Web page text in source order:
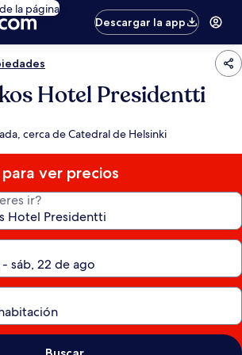
la página
Descargar la app
Hotel Presidentti
cerca de Catedral de Helsinki
ver precios
ir?